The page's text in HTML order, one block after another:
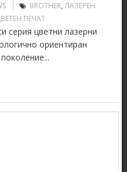
BROTHER,ЛАЗЕРЕН
ПЕЧАТ
серия цветни лазерни
ориентиран